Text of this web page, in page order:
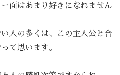
面はあまり好きになれません
人の多くは、この主人公と合
て思います。